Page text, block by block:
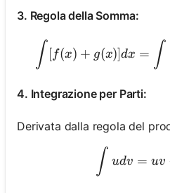
3. Regola della Somma:
∫ [f(x) + g(x)]dx = ∫
4. Integrazione per Parti:
Derivata dalla regola del
∫ udv = uv